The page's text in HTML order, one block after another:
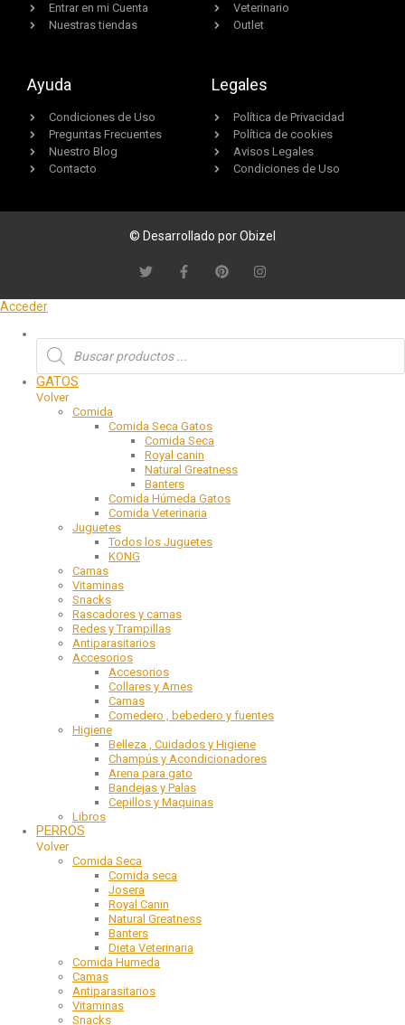
Entrar en mi Cuenta
Nuestras tiendas
Veterinario
Outlet
Ayuda
Condiciones de Uso
Preguntas Frecuentes
Nuestro Blog
Contacto
Legales
Política de Privacidad
Política de cookies
Avisos Legales
Condiciones de Uso
© Desarrollado por Obizel
Acceder
GATOS
Volver
Comida
Comida Seca Gatos
Comida Seca
Royal canin
Natural Greatness
Banters
Comida Húmeda Gatos
Comida Veterinaria
Juguetes
Todos los Juguetes
KONG
Camas
Vitaminas
Snacks
Rascadores y camas
Redes y Trampillas
Antiparasitarios
Accesorios
Accesorios
Collares y Arnes
Camas
Comedero , bebedero y fuentes
Higiene
Belleza , Cuidados y Higiene
Champús y Acondicionadores
Arena para gato
Bandejas y Palas
Cepillos y Maquinas
Libros
PERROS
Volver
Comida Seca
Comida seca
Josera
Royal Canin
Natural Greatness
Banters
Dieta Veterinaria
Comida Humeda
Camas
Antiparasitarios
Vitaminas
Snacks